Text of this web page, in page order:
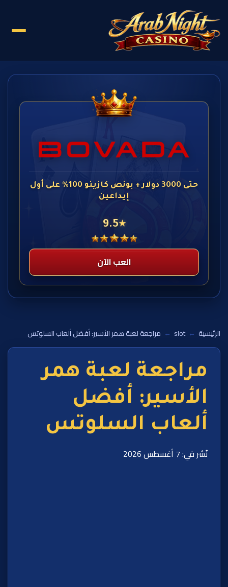
حتى 3000 دولار + بونص كازينو 100% على أول
إيداعين
★
9.5
العب الآن
الرئيسية ←
slot
← مراجعة لعبة همر الأسير: أفضل ألعاب السلوتس
مراجعة لعبة همر
الأسير: أفضل
ألعاب السلوتس
نُشر في: 7 أغسطس 2026